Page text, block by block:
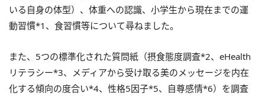
いる自身の体型）、体重への認識、小学生から現在までの運
動習慣*1、食習慣等について尋ねました。
また、5つの標準化された質問紙（摂食態度調査*2、eHealth
リテラシー*3、メディアから受け取る美のメッセージを内在
化する傾向の度合い*4、性格5因子*5、自尊感情*6）を調査